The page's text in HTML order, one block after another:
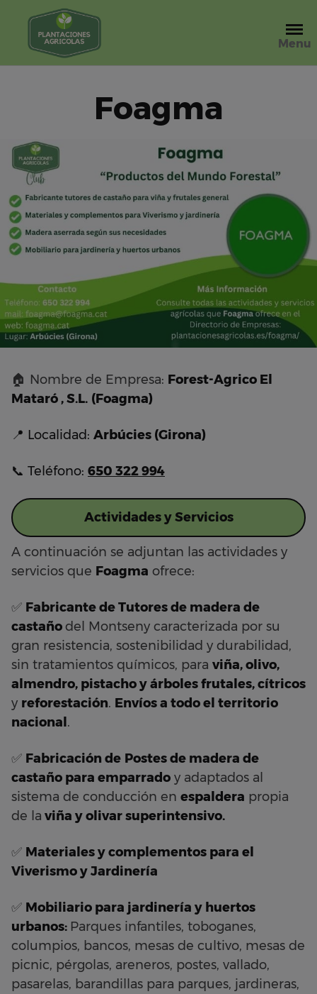
contenido
Menu
Foagma
🏠 Nombre de Empresa: Forest-Agrico El
Mataró , S.L. (Foagma)
📍 Localidad: Arbúcies (Girona)
📞 Teléfono: 650 322 994
Actividades y Servicios
A continuación se adjuntan las actividades y
servicios que Foagma ofrece:
✅ Fabricante de Tutores de madera de
castaño del Montseny caracterizada por su
gran resistencia, sostenibilidad y durabilidad,
sin tratamientos químicos, para viña, olivo,
almendro, pistacho y árboles frutales, cítricos
y reforestación. Envíos a todo el territorio
nacional .
✅ Fabricación de Postes de madera de
castaño para emparrado y adaptados al
sistema de conducción en espaldera propia
de la viña y olivar superintensivo.
✅ Materiales y complementos para el
Viverismo y Jardinería
✅ Mobiliario para jardinería y huertos
urbanos: Parques infantiles, toboganes,
columpios, bancos, mesas de cultivo, mesas de
picnic, pérgolas, areneros, postes, vallado,
pasarelas, barandillas para parques, jardineras,